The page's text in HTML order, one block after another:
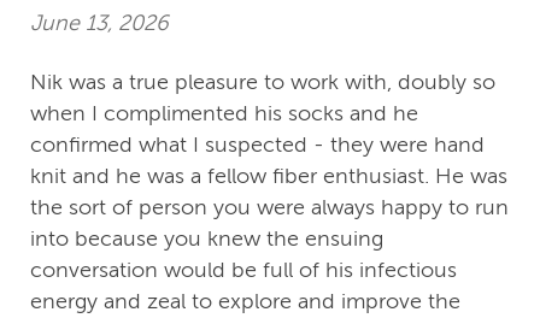
June 13, 2026
Nik was a true pleasure to work with, doubly so
when I complimented his socks and he
confirmed what I suspected - they were hand
knit and he was a fellow fiber enthusiast. He was
the sort of person you were always happy to run
into because you knew the ensuing
conversation would be full of his infectious
energy and zeal to explore and improve the